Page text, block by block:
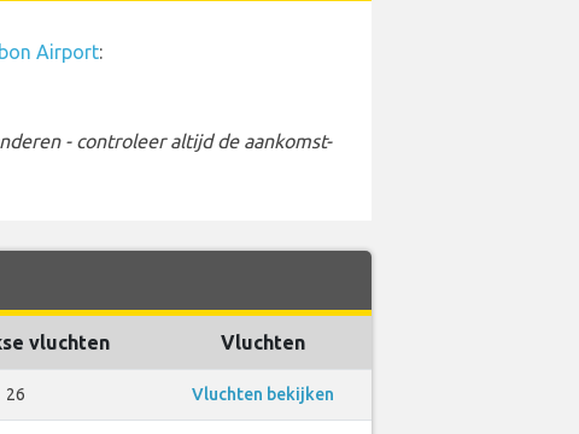
Airport:
- controleer altijd de aankomst-
vluchten Vluchten
26 Vluchten bekijken